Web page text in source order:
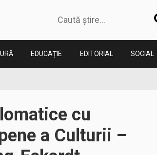
EDUCAȚIE EDITORIAL SOCIAL
cu
a Culturii –